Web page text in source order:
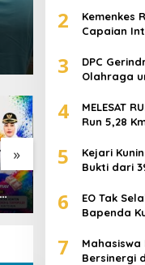
Dewiku
»
Kejari
184 Barang
Perkara
Digunakan Lagi
2
Kemenkes
Capaian
3
DPC
Olahraga
Generasi
4
MELESAT
Run 5,28
5
Kejari
Bukti dari
6
EO Tak
Bapenda
7
Mahasiswa
Bersinergi